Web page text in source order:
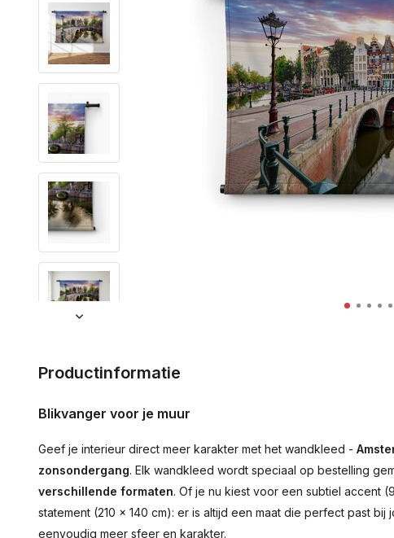
Productinformatie
Blikvanger voor je muur
Geef je interieur direct meer karakter met het wandkleed -
zonsondergang. Elk wandkleed wordt speciaal op bestelling
verschillende formaten. Of je nu kiest voor een subtiel accent
statement (210 × 140 cm): er is altijd een maat die perfect past bij
eenvoudig meer sfeer en karakter.